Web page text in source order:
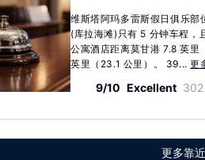
维斯塔阿玛多雷斯假日俱乐
(库拉海滩)只有 5 分钟车程，
公寓酒店距离莫甘港 7.8 英
英里（23.1 公里）。 39...更
9/10 Excellent
更多靠